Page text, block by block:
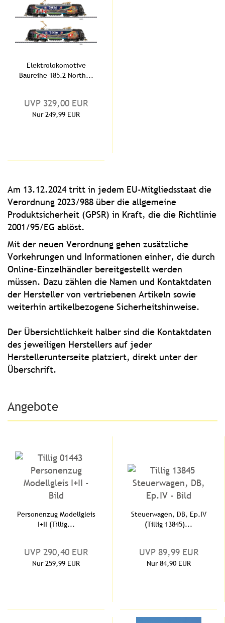
Elektrolokomotive
Baureihe 185.2 North...
UVP 329,00 EUR
Nur 249,99 EUR
Am 13.12.2024 tritt in jedem EU-Mitgliedsstaat die
Verordnung 2023/988 über die allgemeine
Produktsicherheit (GPSR) in Kraft, die die Richtlinie
2001/95/EG ablöst.
Mit der neuen Verordnung gehen zusätzliche
Vorkehrungen und Informationen einher, die durch
Online-Einzelhändler bereitgestellt werden
müssen. Dazu zählen die Namen und Kontaktdaten
der Hersteller von vertriebenen Artikeln sowie
weiterhin artikelbezogene Sicherheitshinweise.
Der Übersichtlichkeit halber sind die Kontaktdaten
des jeweiligen Herstellers auf jeder
Herstellerunterseite platziert, direkt unter der
Überschrift.
Angebote
Personenzug Modellgleis
I+II (Tillig...
UVP 290,40 EUR
Nur 259,99 EUR
Steuerwagen, DB, Ep.IV
(Tillig 13845)...
UVP 89,99 EUR
Nur 84,90 EUR